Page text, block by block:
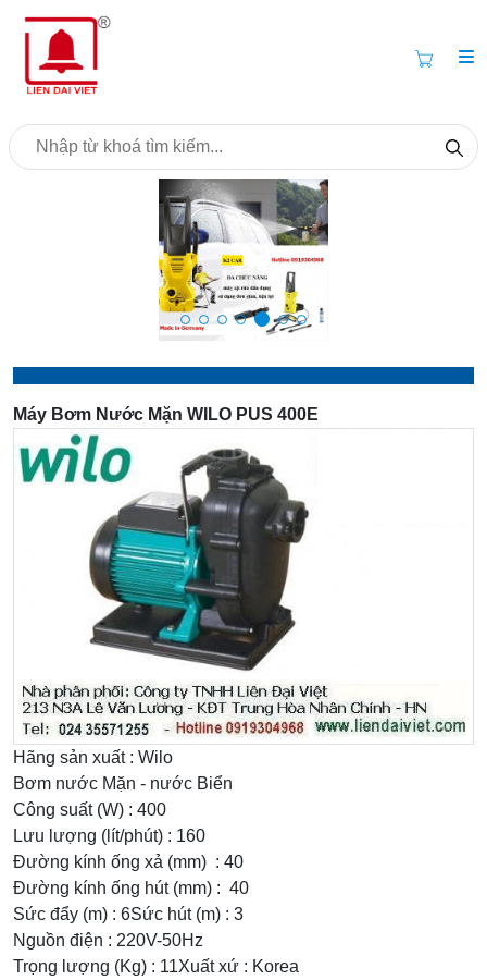
Máy Bơm Nước Mặn WILO PUS 400E
Hãng sản xuất : Wilo
Bơm nước Mặn - nước Biển
Công suất (W) : 400
Lưu lượng (lít/phút) : 160
Đường kính ống xả (mm) : 40
Đường kính ống hút (mm) : 40
Sức đẩy (m) : 6Sức hút (m) : 3
Nguồn điện : 220V-50Hz
Trọng lượng (Kg) : 11Xuất xứ : Korea